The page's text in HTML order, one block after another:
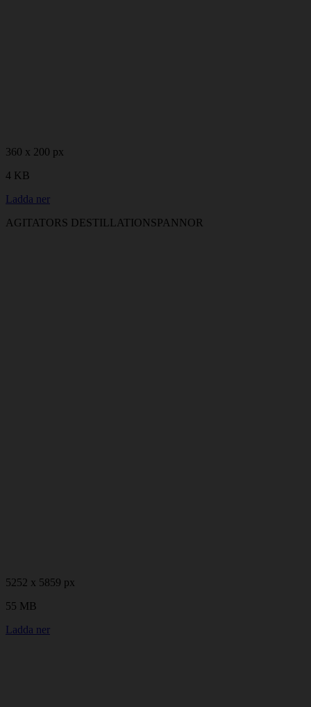
360 x 200 px
4 KB
Ladda ner
AGITATORS DESTILLATIONSPANNOR
5252 x 5859 px
55 MB
Ladda ner